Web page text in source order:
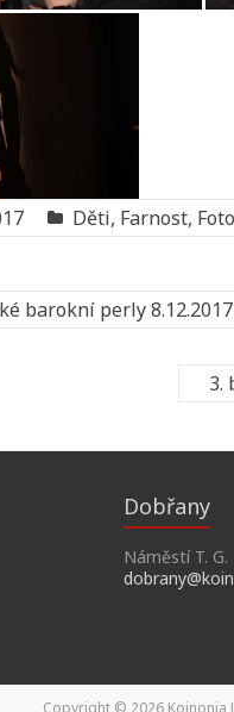
Děti, Farnost,
barokní perly 8.12.2017
3.
Dobřany
Náměstí T.
Copyright © 2026 Koinonia